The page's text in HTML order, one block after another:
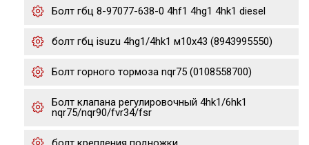
Болт гбц 8-97077-638-0 4hf1 4hg1 4hk1 diesel
болт гбц isuzu 4hg1/4hk1 м10х43 (8943995550)
Болт горного тормоза nqr75 (0108558700)
Болт клапана регулировочный 4hk1/6hk1
nqr75/nqr90/fvr34/fsr